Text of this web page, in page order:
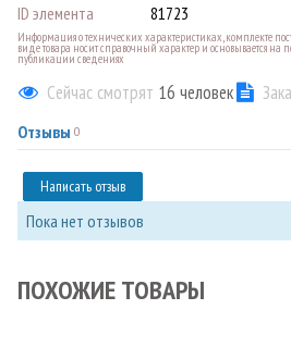
ID элемента
81723
Информация о технических характеристиках, комплекте
виде товара носит справочный характер и основывается
публикации сведениях
Сейчас смотрят 16 человек
Отзывы 0
Написать отзыв
Пока нет отзывов
ПОХОЖИЕ ТОВАРЫ